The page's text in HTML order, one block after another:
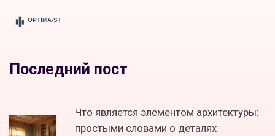
Последний пост
Что является элементом архитектуры:
простыми словами о деталях